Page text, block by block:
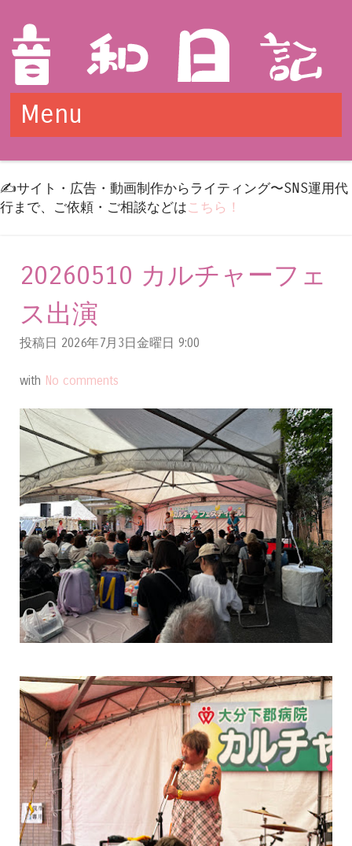
Menu
✍️サイト・広告・動画制作からライティング〜SNS運用代
行まで、ご依頼・ご相談などはこちら！
20260510 カルチャーフェ
ス出演
投稿日 2026年7月3日金曜日 9:00
with No comments